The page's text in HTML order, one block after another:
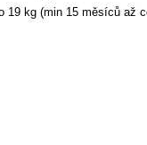
kg (min 15 měsíců až